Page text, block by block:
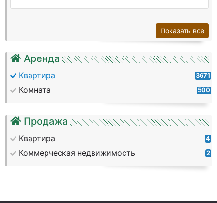
Аренда
Квартира 3671
Комната 500
Продажа
Квартира 4
Коммерческая недвижимость 2
Показать все